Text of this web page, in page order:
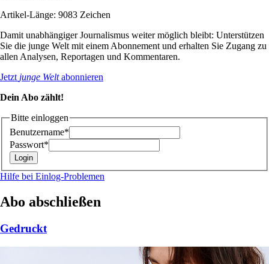
Artikel-Länge: 9083 Zeichen
Damit unabhängiger Journalismus weiter möglich bleibt: Unterstützen
Sie die junge Welt mit einem Abonnement und erhalten Sie Zugang zu
allen Analysen, Reportagen und Kommentaren.
Jetzt junge Weltabonnieren
Dein Abo zählt!
Bitte einloggen
Benutzername*
Passwort*
Hilfe bei Einlog-Problemen
Abo abschließen
Gedruckt